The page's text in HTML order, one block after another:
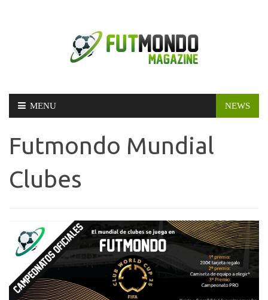
Skip
MENU NEWS
Futmondo Mundial
Clubes